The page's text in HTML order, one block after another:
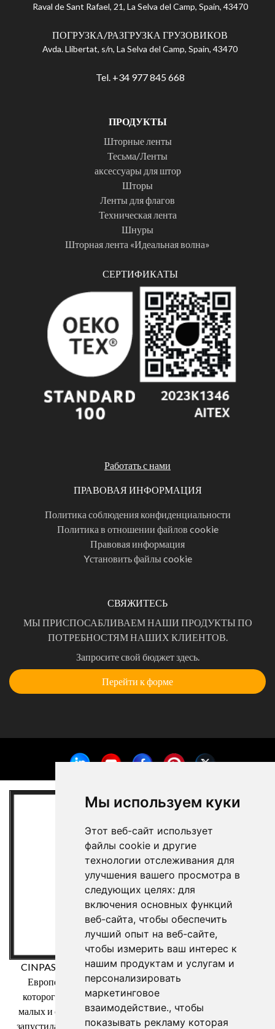
Мы используем куки
Этот веб-сайт использует
файлы cookie и другие
технологии отслеживания для
улучшения вашего просмотра в
следующих целях: для
включения основных функций
веб-сайта, чтобы обеспечить
лучший опыт на веб-сайте,
чтобы измерить ваш интерес к
нашим продуктам и услугам и
персонализировать
маркетинговое
взаимодействие., чтобы
показывать рекламу которая
Raval de Sant Rafael, 21, La Selva del Camp, Spain, 43470
ПОГРУЗКА/РАЗГРУЗКА ГРУЗОВИКОВ
Avda. Llibertat, s/n, La Selva del Camp, Spain, 43470
Tel. +34 977 845 668
ПРОДУКТЫ
Шторные ленты
Тесьма/Ленты
аксессуары для штор
Шторы
Ленты для флагов
Техническая лента
Шнуры
Шторная лента «Идеальная волна»
СЕРТИФИКАТЫ
Работать с нами
ПРАВОВАЯ ИНФОРМАЦИЯ
Политика соблюдения конфиденциальности
Политика в отношении файлов cookie
Правовая информация
Yстановить файлы cookie
СВЯЖИТЕСЬ
МЫ ПРИСПОСАБЛИВАЕМ НАШИ ПРОДУКТЫ ПО
ПОТРЕБНОСТЯМ НАШИХ КЛИЕНТОВ.
Запросите свой бюджет здесь.
Перейти к форме
CINPASA Cintas y Pasamanería SA была бенефициаром
Европейского фонда регионального развития, целью
которого является повышение конкурентоспособности
малых и средних предприятий, и благодаря которому она
запустила Международный план цифрового маркетинга с